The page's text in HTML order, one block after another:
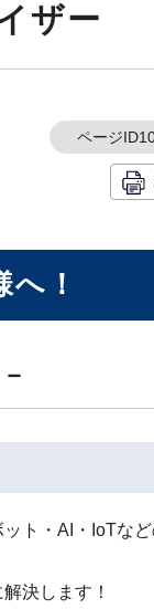
ザー
ページ
！
ト・AI・IoTな
決します！